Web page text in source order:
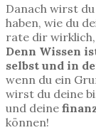
Danach wirst
haben, wie du
rate dir
Denn Wissen
selbst und in
wenn du ein
wirst du deine
und deine
können!